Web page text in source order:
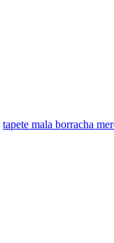
tapete mala borracha